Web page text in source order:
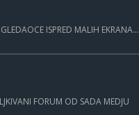
ISPRED MALIH EKRANA...
FORUM OD SADA MEDJU